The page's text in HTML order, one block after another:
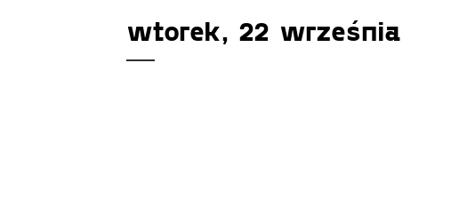
wtorek, 22 września